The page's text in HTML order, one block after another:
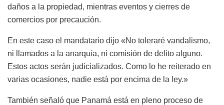
daños a la propiedad, mientras eventos y cierres de
comercios por precaución.
En este caso el mandatario dijo «No toleraré vandalismo,
ni llamados a la anarquía, ni comisión de delito alguno.
Estos actos serán judicializados. Como lo he reiterado en
varias ocasiones, nadie está por encima de la ley.»
También señaló que Panamá está en pleno proceso de